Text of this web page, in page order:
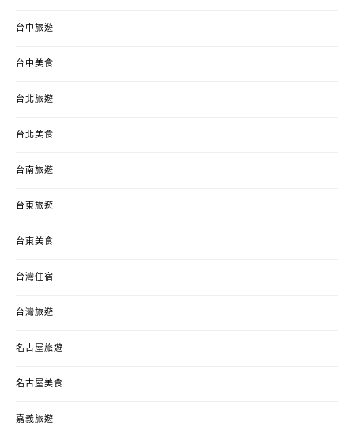
台中旅遊
台中美食
台北旅遊
台北美食
台南旅遊
台東旅遊
台東美食
台灣住宿
台灣旅遊
名古屋旅遊
名古屋美食
嘉義旅遊